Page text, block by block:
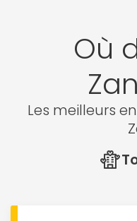
Où
Les meilleurs